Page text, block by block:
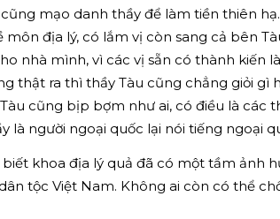
mạo danh thầy để làm tiền thiên
môn địa lý, có lắm vị còn sang cả bên
nhà mình, vì các vị sẵn có thành kiến
thật ra thì thầy Tàu cũng chẳng giỏi gì
cũng bịp bợm như ai, có điều là các
là người ngoại quốc lại nói tiếng ngoại
khoa địa lý quả đã có một tầm ảnh
tộc Việt Nam. Không ai còn có thể